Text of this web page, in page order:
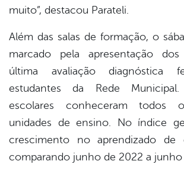
muito”, destacou Parateli.
Além das salas de formação, o
marcado pela apresentação
última avaliação diagnóstica
estudantes da Rede
escolares conheceram todos
unidades de ensino. No índice
crescimento no aprendizado de
comparando junho de 2022 a junho